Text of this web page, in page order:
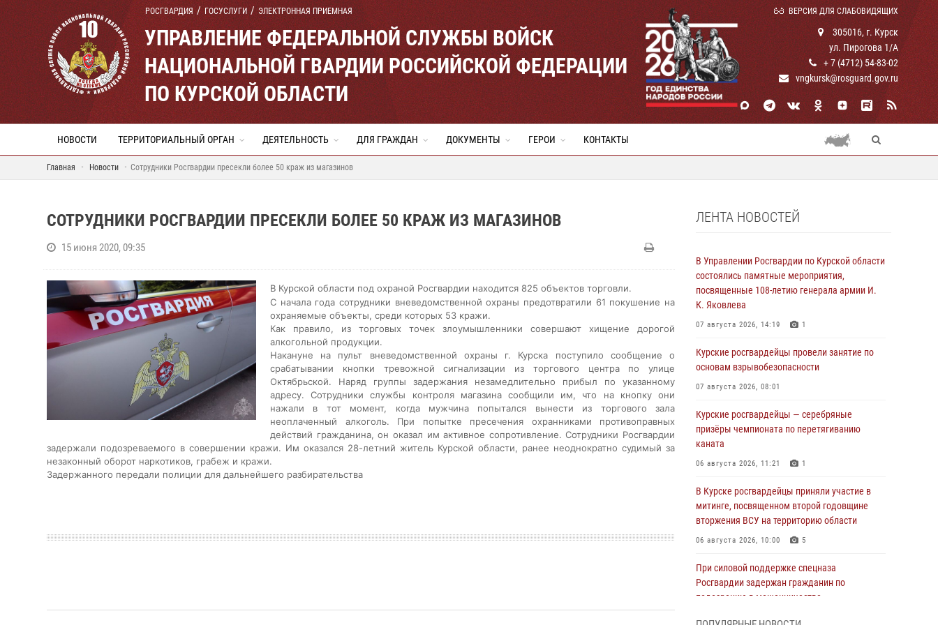
РОСГВАРДИЯ ГОСУСЛУГИ ЭЛЕКТРОННАЯ ПРИЕМНАЯ ВЕРСИЯ ДЛЯ СЛАБОВИДЯЩИХ
УПРАВЛЕНИЕ ФЕДЕРАЛЬНОЙ СЛУЖБЫ ВОЙСК
НАЦИОНАЛЬНОЙ ГВАРДИИ РОССИЙСКОЙ ФЕДЕРАЦИИ
ПО КУРСКОЙ ОБЛАСТИ
305016, г. Курск
ул. Пирогова 1/А
+ 7 (4712) 54-83-02
vngkursk@rosguard.gov.ru
НОВОСТИ ТЕРРИТОРИАЛЬНЫЙ ОРГАН ДЕЯТЕЛЬНОСТЬ ДЛЯ ГРАЖДАН ДОКУМЕНТЫ ГЕРОИ КОНТАКТЫ
Главная Новости Сотрудники Росгвардии пресекли более 50 краж из магазинов
СОТРУДНИКИ РОСГВАРДИИ ПРЕСЕКЛИ БОЛЕЕ 50 КРАЖ ИЗ МАГАЗИНОВ
15 июня 2020, 09:35
В Курской области под охраной Росгвардии находится 825 объектов торговли.
С начала года сотрудники вневедомственной охраны предотвратили 61 покушение на
охраняемые объекты, среди которых 53 кражи.
Как правило, из торговых точек злоумышленники совершают хищение дорогой
алкогольной продукции.
Накануне на пульт вневедомственной охраны г. Курска поступило сообщение о
срабатывании кнопки тревожной сигнализации из торгового центра по улице
Октябрьской. Наряд группы задержания незамедлительно прибыл по указанному
адресу. Сотрудники службы контроля магазина сообщили им, что на кнопку они
нажали в тот момент, когда мужчина попытался вынести из торгового зала
неоплаченный алкоголь. При попытке пресечения охранниками противоправных
действий гражданина, он оказал им активное сопротивление. Сотрудники Росгвардии
задержали подозреваемого в совершении кражи. Им оказался 28-летний житель Курской области, ранее неоднократно судимый за
незаконный оборот наркотиков, грабеж и кражи.
Задержанного передали полиции для дальнейшего разбирательства
ЛЕНТА НОВОСТЕЙ
В Управлении Росгвардии по Курской области
состоялись памятные мероприятия,
посвященные 108-летию генерала армии И.
К. Яковлева
07 августа 2026, 14:19 1
Курские росгвардейцы провели занятие по
основам взрывобезопасности
07 августа 2026, 08:01
Курские росгвардейцы — серебряные
призёры чемпионата по перетягиванию
каната
06 августа 2026, 11:21 1
В Курске росгвардейцы приняли участие в
митинге, посвященном второй годовщине
вторжения ВСУ на территорию области
06 августа 2026, 10:00 5
При силовой поддержке спецназа
Росгвардии задержан гражданин по
подозрению в мошенничестве